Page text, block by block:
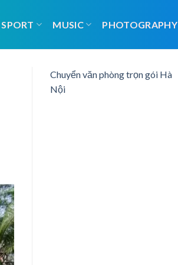
SPORT MUSIC PHOTOGRAPHY
Chuyển văn phòng trọn gói Hà
Nội